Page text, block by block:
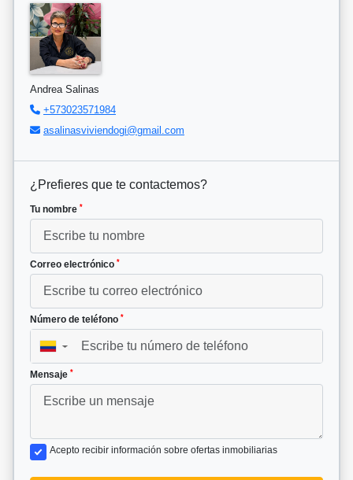
Andrea Salinas
+573023571984
asalinasviviendogi@gmail.com
¿Prefieres que te contactemos?
Tu nombre *
Correo electrónico *
Número de teléfono *
▼
Mensaje *
Acepto recibir información sobre ofertas inmobiliarias